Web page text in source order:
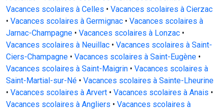
Vacances scolaires à Celles • Vacances scolaires à Cierzac
• Vacances scolaires à Germignac • Vacances scolaires à
Jarnac-Champagne • Vacances scolaires à Lonzac •
Vacances scolaires à Neuillac • Vacances scolaires à Saint-
Ciers-Champagne • Vacances scolaires à Saint-Eugène •
Vacances scolaires à Saint-Maigrin • Vacances scolaires à
Saint-Martial-sur-Né • Vacances scolaires à Sainte-Lheurine
• Vacances scolaires à Arvert • Vacances scolaires à Anais •
Vacances scolaires à Angliers • Vacances scolaires à